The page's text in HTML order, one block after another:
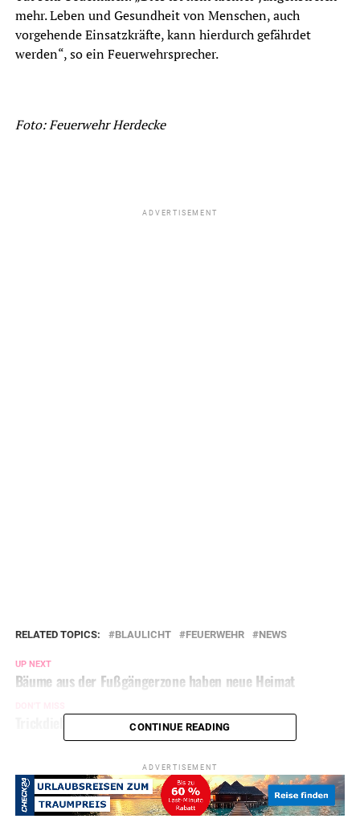
mehr. Leben und Gesundheit von Menschen, auch
vorgehende Einsatzkräfte, kann hierdurch gefährdet
werden“, so ein Feuerwehrsprecher.
Foto: Feuerwehr Herdecke
ADVERTISEMENT
RELATED TOPICS: BLAULICHT FEUERWEHR NEWS
UP NEXT
Bäume aus der Fußgängerzone haben neue Heimat
Trickdieb im Tattoo-StudioCONTINUE READING
ADVERTISEMENT